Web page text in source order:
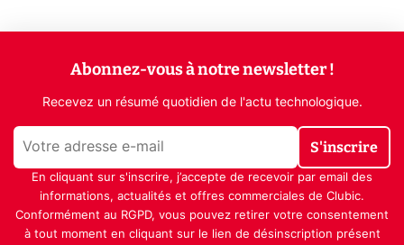
Abonnez-vous à notre newsletter !
Recevez un résumé quotidien de l'actu technologique.
S'inscrire
En cliquant sur s'inscrire, j’accepte de recevoir par email des
informations, actualités et offres commerciales de Clubic.
Conformément au RGPD, vous pouvez retirer votre consentement
à tout moment en cliquant sur le lien de désinscription présent